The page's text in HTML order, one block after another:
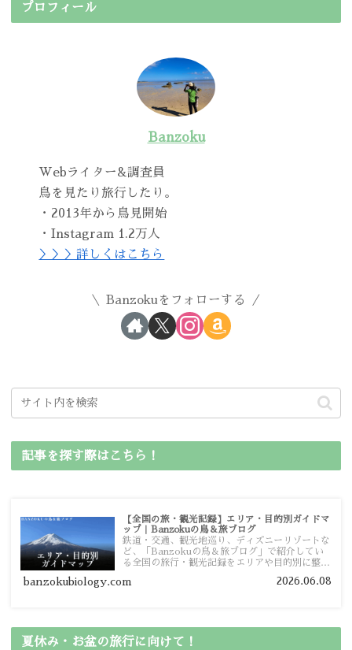
プロフィール
Banzoku
Webライター&調査員
鳥を見たり旅行したり。
・2013年から鳥見開始
・Instagram 1.2万人
＞＞＞詳しくはこちら
Banzokuをフォローする
記事を探す際はこちら！
【全国の旅・観光記録】エリア・目的別ガイドマ
ップ｜Banzokuの鳥＆旅ブログ
鉄道・交通、観光地巡り、ディズニーリゾートな
ど、「Banzokuの鳥＆旅ブログ」で紹介してい
る全国の旅行・観光記録をエリアや目的別に整理
ガイドマップからスムーズに見つけていただけま
banzokubiology.com 2026.06.08
夏休み・お盆の旅行に向けて！